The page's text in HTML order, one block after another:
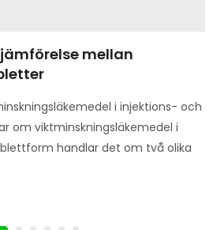
mellan
i injektions- och
om viktminskningsläkemedel i
handlar det om två olika